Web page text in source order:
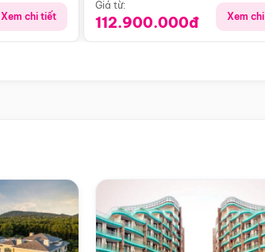
Xem chi tiết
Giá từ:
112.900.000đ Xem